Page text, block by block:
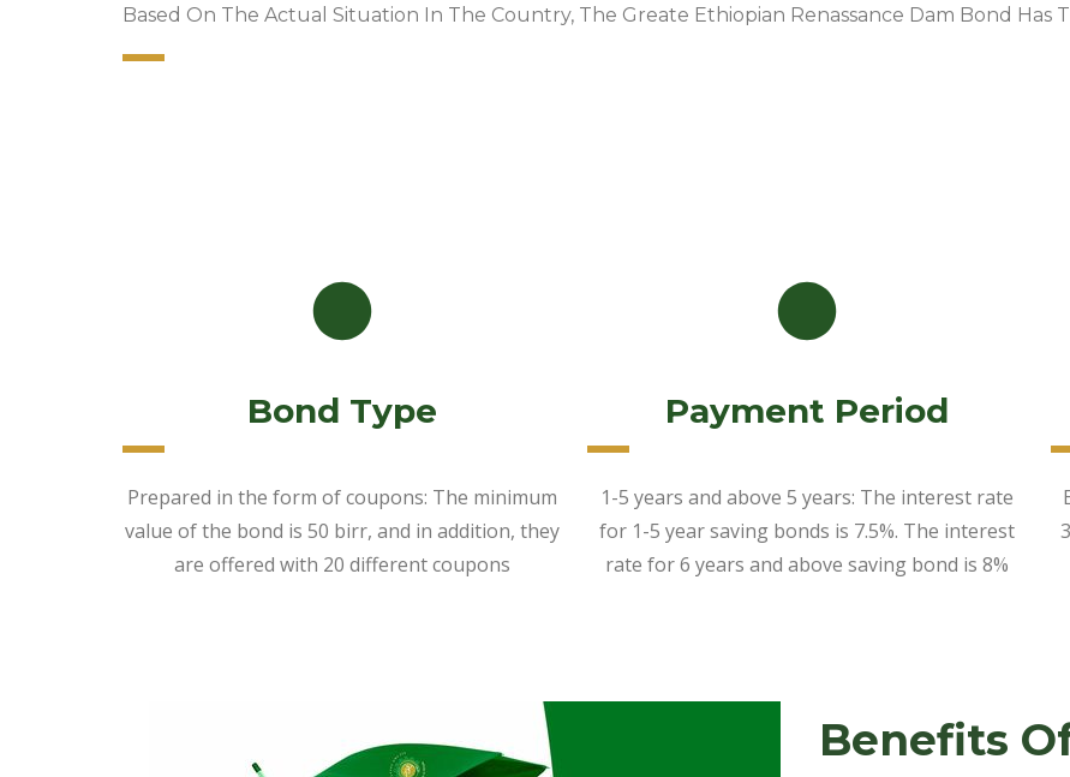
Based On The Actual Situation In The Country, The Greate Ethiopian Renassance Dam Bond Has
Bond Type
Prepared in the form of coupons: The minimum
value of the bond is 50 birr, and in addition, they
are offered with 20 different coupons
Payment Period
1-5 years and above 5 years: The interest rate
for 1-5 year saving bonds is 7.5%. The interest
rate for 6 years and above saving bond is 8%
Benefits